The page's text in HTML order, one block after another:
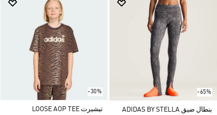
-65%
بنطال ضيق ADIDAS BY STELLA
-30%
تيشيرت LOOSE AOP TEE